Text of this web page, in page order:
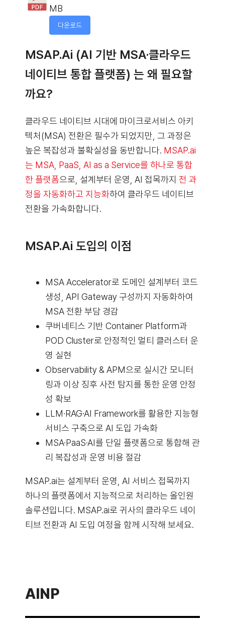
MB
다운로드
MSAP.ai (AI 기반 MSA·클라우드
네이티브 통합 플랫폼) 는 왜 필요할
까요?
클라우드 네이티브 시대에 마이크로서비스 아키
텍처(MSA) 전환은 필수가 되었지만, 그 과정은
높은 복잡성과 불확실성을 동반합니다. MSAP.ai
는 MSA, PaaS, AI as a Service를 하나로 통합
한 플랫폼으로, 설계부터 운영, AI 접목까지 전 과
정을 자동화하고 지능화하여 클라우드 네이티브
전환을 가속화합니다.
MSAP.ai 도입의 이점
MSA Accelerator로 도메인 설계부터 코드
생성, API Gateway 구성까지 자동화하여
MSA 전환 부담 경감
쿠버네티스 기반 Container Platform과
POD Cluster로 안정적인 멀티 클러스터 운
영 실현
Observability & APM으로 실시간 모니터
링과 이상 징후 사전 탐지를 통한 운영 안정
성 확보
LLM·RAG·AI Framework를 활용한 지능형
서비스 구축으로 AI 도입 가속화
MSA·PaaS·AI를 단일 플랫폼으로 통합해 관
리 복잡성과 운영 비용 절감
MSAP.ai는 설계부터 운영, AI 서비스 접목까지
하나의 플랫폼에서 지능적으로 처리하는 올인원
솔루션입니다. MSAP.ai로 귀사의 클라우드 네이
티브 전환과 AI 도입 여정을 함께 시작해 보세요.
AINP